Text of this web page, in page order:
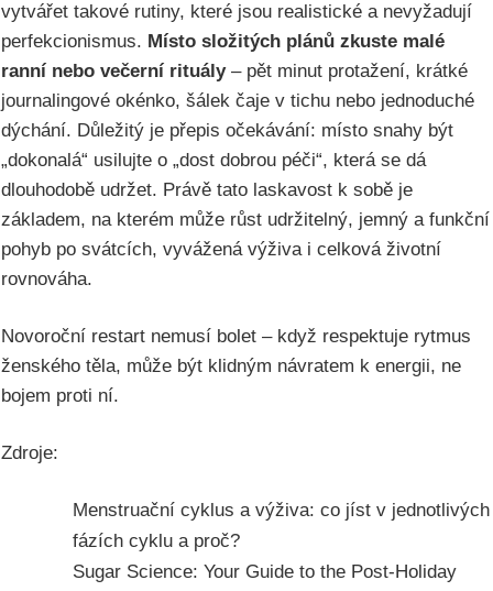
vytvářet takové rutiny, které jsou realistické a nevyžadují
perfekcionismus. Místo složitých plánů zkuste malé
ranní nebo večerní rituály– pět minut protažení, krátké
journalingové okénko, šálek čaje v tichu nebo jednoduché
dýchání. Důležitý je přepis očekávání: místo snahy být
„dokonalá“ usilujte o „dost dobrou péči“, která se dá
dlouhodobě udržet. Právě tato laskavost k sobě je
základem, na kterém může růst udržitelný, jemný a funkční
pohyb po svátcích, vyvážená výživa i celková životní
rovnováha.
Novoroční restart nemusí bolet – když respektuje rytmus
ženského těla, může být klidným návratem k energii, ne
bojem proti ní.
Zdroje:
Menstruační cyklus a výživa: co jíst v jednotlivých
fázích cyklu a proč?
Sugar Science: Your Guide to the Post-Holiday